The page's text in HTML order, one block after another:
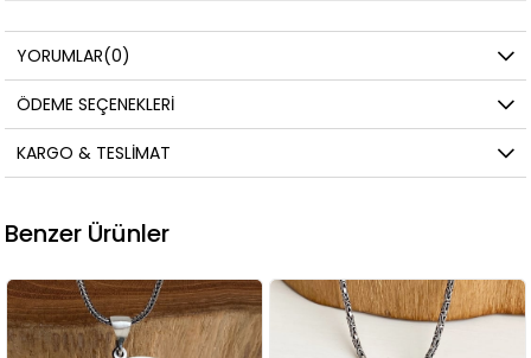
YORUMLAR(0)
ÖDEME SEÇENEKLERI
KARGO & TESLIMAT
Benzer Ürünler